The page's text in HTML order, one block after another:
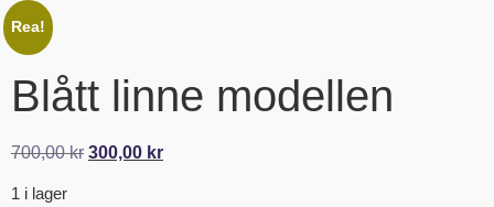
Rea!
Blått linne modellen
700,00kr 300,00 kr
1 i lager